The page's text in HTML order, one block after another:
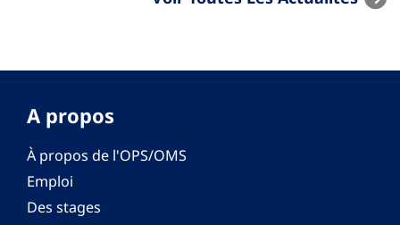
A propos
À propos de l'OPS/OMS
Emploi
Des stages